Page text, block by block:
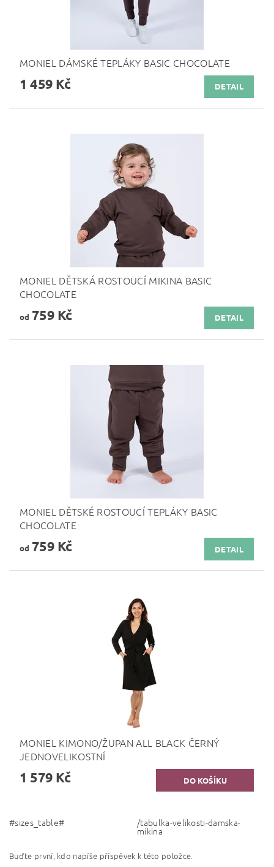
MONIEL DÁMSKÉ TEPLÁKY BASIC CHOCOLATE
1 459 Kč DETAIL
MONIEL DĚTSKÁ ROSTOUCÍ MIKINA BASIC
CHOCOLATE
od 759 Kč DETAIL
MONIEL DĚTSKÉ ROSTOUCÍ TEPLÁKY BASIC
CHOCOLATE
od 759 Kč DETAIL
MONIEL KIMONO/ŽUPAN ALL BLACK ČERNÝ
JEDNOVELIKOSTNÍ
1 579 Kč
#sizes_table# /tabulka-velikosti-damska-
mikina
Buďte první, kdo napíše příspěvek k této položce.